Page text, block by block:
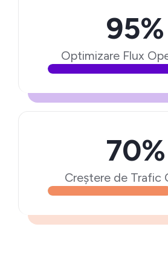
95%
Optimizare Flux
70%
Creștere de Trafic